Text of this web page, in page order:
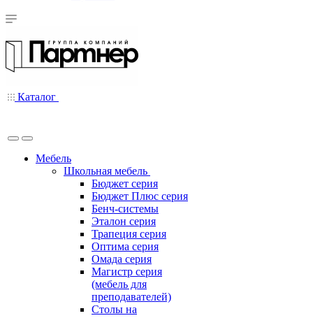
Каталог
Мебель
Школьная мебель
Бюджет серия
Бюджет Плюс серия
Бенч-системы
Эталон серия
Трапеция серия
Оптима серия
Омада серия
Магистр серия
(мебель для
преподавателей)
Столы на